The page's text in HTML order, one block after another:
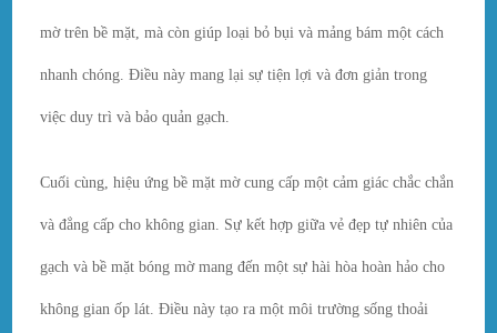
mờ trên bề mặt, mà còn giúp loại bỏ bụi và mảng bám một cách
nhanh chóng. Điều này mang lại sự tiện lợi và đơn giản trong
việc duy trì và bảo quản gạch.
Cuối cùng, hiệu ứng bề mặt mờ cung cấp một cảm giác chắc chắn
và đẳng cấp cho không gian. Sự kết hợp giữa vẻ đẹp tự nhiên của
gạch và bề mặt bóng mờ mang đến một sự hài hòa hoàn hảo cho
không gian ốp lát. Điều này tạo ra một môi trường sống thoải